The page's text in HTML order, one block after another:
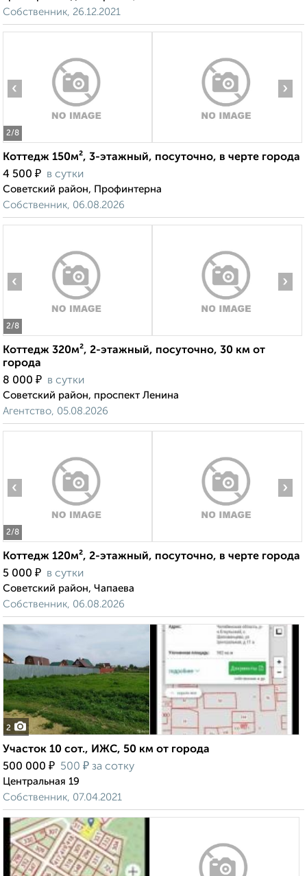
Собственник, 26.12.2021
2/8
‹ ›
Коттедж 150м², 3-этажный, посуточно, в черте города
4 500 ₽ в сутки
Советский район, Профинтерна
Собственник, 06.08.2026
2/8
‹ ›
Коттедж 320м², 2-этажный, посуточно, 30 км от
города
8 000 ₽ в сутки
Советский район, проспект Ленина
Агентство, 05.08.2026
2/8
‹ ›
Коттедж 120м², 2-этажный, посуточно, в черте города
5 000 ₽ в сутки
Советский район, Чапаева
Собственник, 06.08.2026
2
Участок 10 сот., ИЖС, 50 км от города
500 000 ₽ 500 ₽ за сотку
Центральная 19
Собственник, 07.04.2021